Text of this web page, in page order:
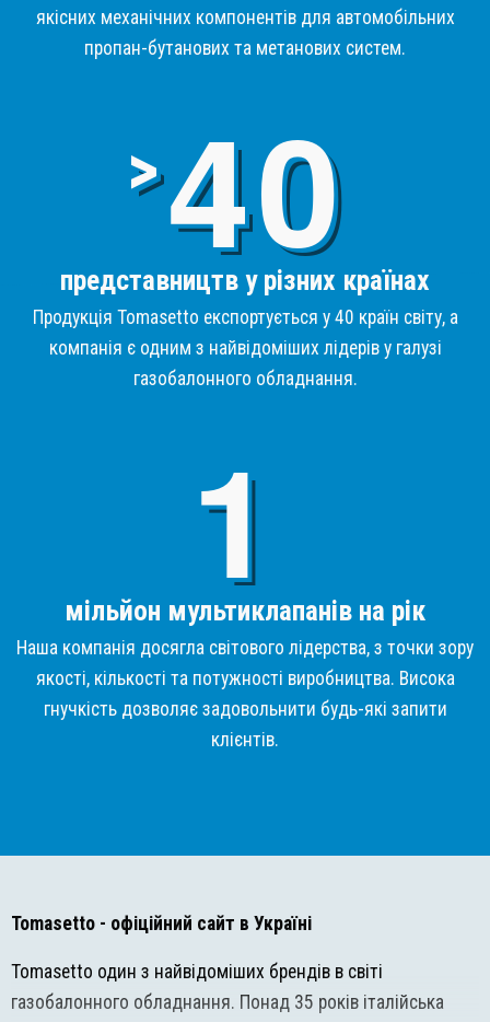
якісних механічних компонентів для автомобільних
пропан-бутанових та метанових систем.
>4
представництв у різних країнах
Продукція Tomasetto експортується у 40 країн світу, а
компанія є одним з найвідоміших лідерів у галузі
газобалонного обладнання.
мільйон мультиклапанів на рік
Наша компанія досягла світового лідерства, з точки зору
якості, кількості та потужності виробництва. Висока
гнучкість дозволяє задовольнити будь-які запити
клієнтів.
Tomasetto - офіційний сайт в Україні
Tomasetto один з найвідоміших брендів в світі
газобалонного обладнання. Понад 35 років італійська